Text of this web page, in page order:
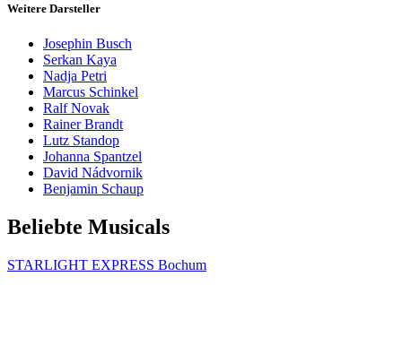
Weitere Darsteller
Josephin Busch
Serkan Kaya
Nadja Petri
Marcus Schinkel
Ralf Novak
Rainer Brandt
Lutz Standop
Johanna Spantzel
David Nádvornik
Benjamin Schaup
Beliebte Musicals
STARLIGHT EXPRESS Bochum